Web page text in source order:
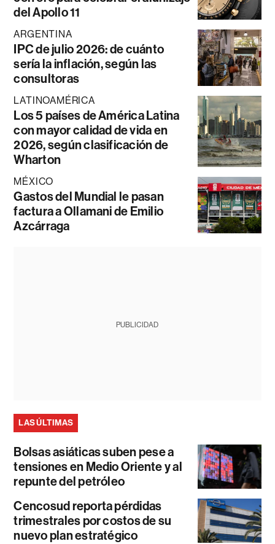
del Apollo 11
ARGENTINA
IPC de julio 2026: de cuánto
sería la inflación, según las
consultoras
LATINOAMÉRICA
Los 5 países de América Latina
con mayor calidad de vida en
2026, según clasificación de
Wharton
MÉXICO
Gastos del Mundial le pasan
factura a Ollamani de Emilio
Azcárraga
PUBLICIDAD
LAS ÚLTIMAS
Bolsas asiáticas suben pese a
tensiones en Medio Oriente y al
repunte del petróleo
Cencosud reporta pérdidas
trimestrales por costos de su
nuevo plan estratégico